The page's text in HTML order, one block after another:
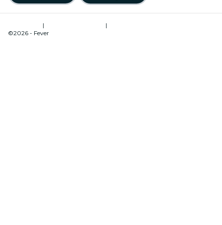
| |
©2026 - Fever